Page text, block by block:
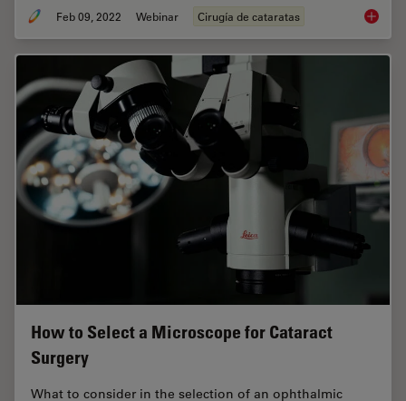
Feb 09, 2022 Webinar Cirugía de cataratas Dr.
How to Select a Microscope for Cataract
Surgery
What to consider in the selection of an ophthalmic